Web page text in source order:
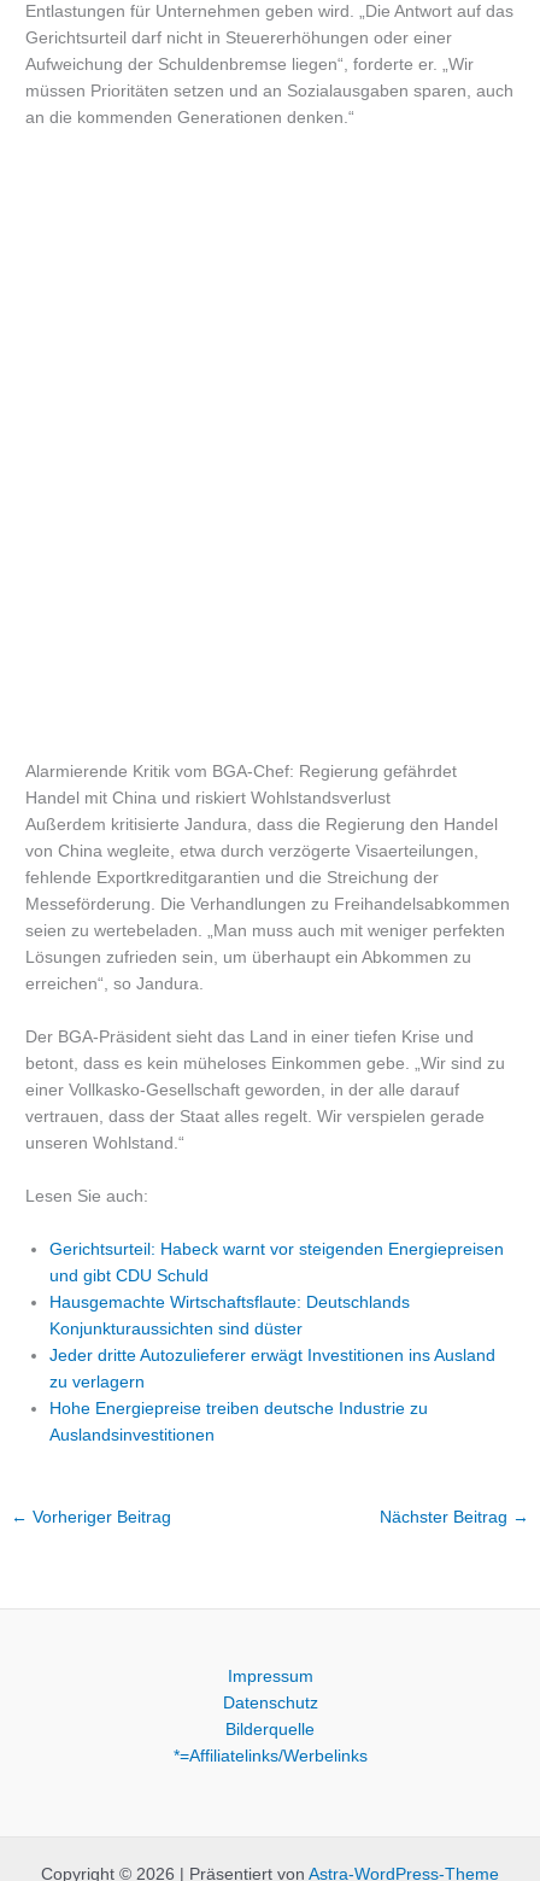
Entlastungen für Unternehmen geben wird. „Die Antwort auf das
Gerichtsurteil darf nicht in Steuererhöhungen oder einer
Aufweichung der Schuldenbremse liegen“, forderte er. „Wir
müssen Prioritäten setzen und an Sozialausgaben sparen, auch
an die kommenden Generationen denken.“
Alarmierende Kritik vom BGA-Chef: Regierung gefährdet
Handel mit China und riskiert Wohlstandsverlust
Außerdem kritisierte Jandura, dass die Regierung den Handel
von China wegleite, etwa durch verzögerte Visaerteilungen,
fehlende Exportkreditgarantien und die Streichung der
Messeförderung. Die Verhandlungen zu Freihandelsabkommen
seien zu wertebeladen. „Man muss auch mit weniger perfekten
Lösungen zufrieden sein, um überhaupt ein Abkommen zu
erreichen“, so Jandura.
Der BGA-Präsident sieht das Land in einer tiefen Krise und
betont, dass es kein müheloses Einkommen gebe. „Wir sind zu
einer Vollkasko-Gesellschaft geworden, in der alle darauf
vertrauen, dass der Staat alles regelt. Wir verspielen gerade
unseren Wohlstand.“
Lesen Sie auch:
Gerichtsurteil: Habeck warnt vor steigenden Energiepreisen
und gibt CDU Schuld
Hausgemachte Wirtschaftsflaute: Deutschlands
Konjunkturaussichten sind düster
Jeder dritte Autozulieferer erwägt Investitionen ins Ausland
zu verlagern
Hohe Energiepreise treiben deutsche Industrie zu
Auslandsinvestitionen
← Vorheriger Beitrag Nächster Beitrag →
Impressum
Datenschutz
Bilderquelle
*=Affiliatelinks/Werbelinks
Copyright © 2026 | Präsentiert von Astra-WordPress-Theme